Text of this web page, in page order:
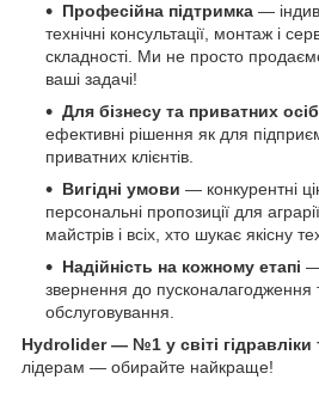
Професійна підтримка —
технічні консультації, монтаж і
складності. Ми не просто
ваші задачі!
Для бізнесу та приватних осіб
ефективні рішення як для
приватних клієнтів.
Вигідні умови — конкурентні
персональні пропозиції для
майстрів і всіх, хто шукає якісну
Надійність на кожному етапі —
звернення до пусконалагодження
обслуговування.
Hydrolider — №1 у світі гідравліки
лідерам — обирайте найкраще!